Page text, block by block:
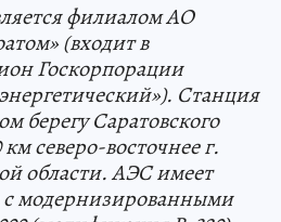
филиалом АО
(входит в
Госкорпорации
Станция
берегу Саратовского
северо-восточнее г.
области. АЭС имеет
с модернизированными